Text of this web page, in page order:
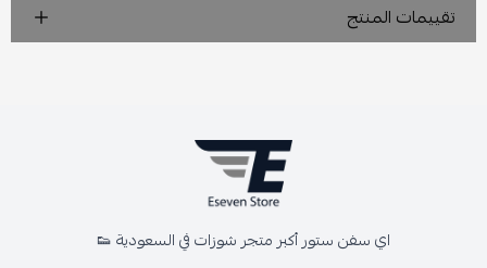
تقييمات المنتج
اي سفن ستور أكبر متجر شوزات في السعودية 👟